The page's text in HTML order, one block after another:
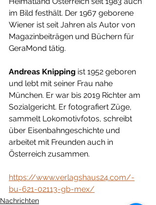
im Bild festhält. Der 1967 geborene
Wiener ist seit Jahren als Autor von
Magazinbeiträgen und Büchern für
GeraMond tätig.
Andreas Knipping ist 1952 geboren
und lebt mit seiner Frau nahe
München. Er war bis 2019 Richter am
Sozialgericht. Er fotografiert Züge,
sammelt Lokomotivfotos, schreibt
über Eisenbahngeschichte und
arbeitet mit Freunden auch in
Österreich zusammen.
https://www.verlagshaus24.com/-
bu-621-02113-gb-mex/
Nachrichten